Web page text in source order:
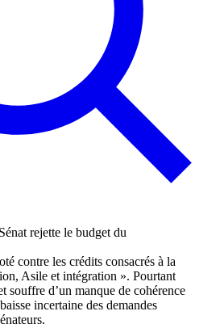
contre les crédits consacrés à la
Asile et intégration ». Pourtant
souffre d’un manque de cohérence
incertaine des demandes